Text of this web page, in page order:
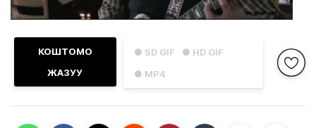
● SD GIF
● HD GIF
● MP4
КОШТОМО
ЖАЗУУ